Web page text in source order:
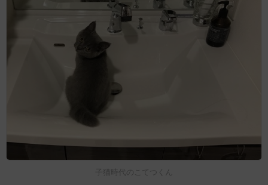
子猫時代のこてつくん